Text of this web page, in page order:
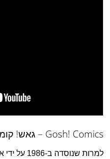
Gosh! Comics – גאש! קומיקס